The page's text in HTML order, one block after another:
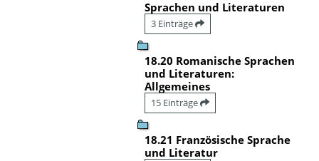
Sprachen und Literaturen
3 Einträge
18.20 Romanische Sprachen
und Literaturen:
Allgemeines
15 Einträge
18.21 Französische Sprache
und Literatur